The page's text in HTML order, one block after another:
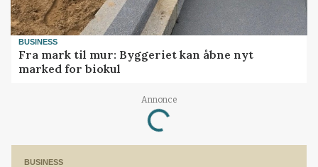
BUSINESS
Fra mark til mur: Byggeriet kan åbne nyt
marked for biokul
Annonce
Loading...
BUSINESS